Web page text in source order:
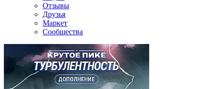
Отзывы
Друзья
Маркет
Сообщества